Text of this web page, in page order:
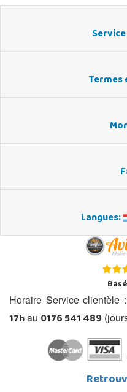
Langues:
Horaire Service clientèle
17hau 0176 541 489